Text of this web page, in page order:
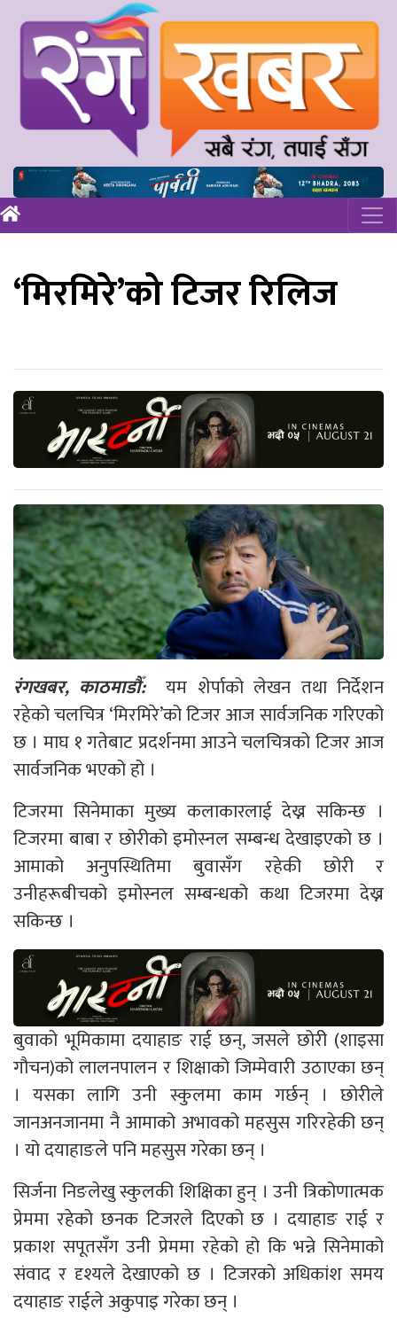
‘मिरमिरे’को टिजर रिलिज
रंगखबर, काठमाडौँ:
यम शेर्पाको लेखन तथा निर्देशन
रहेको चलचित्र ‘मिरमिरे’को टिजर आज सार्वजनिक गरिएको
छ । माघ १ गतेबाट प्रदर्शनमा आउने चलचित्रको टिजर आज
सार्वजनिक भएको हो ।
टिजरमा सिनेमाका मुख्य कलाकारलाई देख्न सकिन्छ ।
टिजरमा बाबा र छोरीको इमोस्नल सम्बन्ध देखाइएको छ ।
आमाको अनुपस्थितिमा बुवासँग रहेकी छोरी र
उनीहरूबीचको इमोस्नल सम्बन्धको कथा टिजरमा देख्न
सकिन्छ ।
बुवाको भूमिकामा दयाहाङ राई छन्, जसले छोरी (शाइसा
गौचन)को लालनपालन र शिक्षाको जिम्मेवारी उठाएका छन्
। यसका लागि उनी स्कुलमा काम गर्छन् । छोरीले
जानअनजानमा नै आमाको अभावको महसुस गरिरहेकी छन्
। यो दयाहाङले पनि महसुस गरेका छन् ।
सिर्जना निङलेखु स्कुलकी शिक्षिका हुन् । उनी त्रिकोणात्मक
प्रेममा रहेको छनक टिजरले दिएको छ । दयाहाङ राई र
प्रकाश सपूतसँग उनी प्रेममा रहेको हो कि भन्ने सिनेमाको
संवाद र दृश्यले देखाएको छ । टिजरको अधिकांश समय
दयाहाङ राईले अकुपाइ गरेका छन् ।